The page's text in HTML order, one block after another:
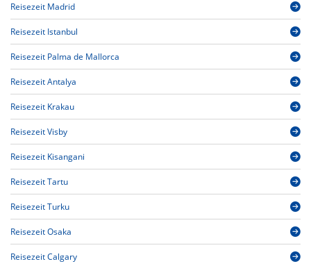
Reisezeit Madrid
Reisezeit Istanbul
Reisezeit Palma de Mallorca
Reisezeit Antalya
Reisezeit Krakau
Reisezeit Visby
Reisezeit Kisangani
Reisezeit Tartu
Reisezeit Turku
Reisezeit Osaka
Reisezeit Calgary